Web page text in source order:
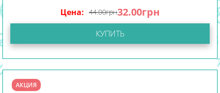
Цена: 44.00грн32.00грн
КУПИТЬ
АКЦИЯ